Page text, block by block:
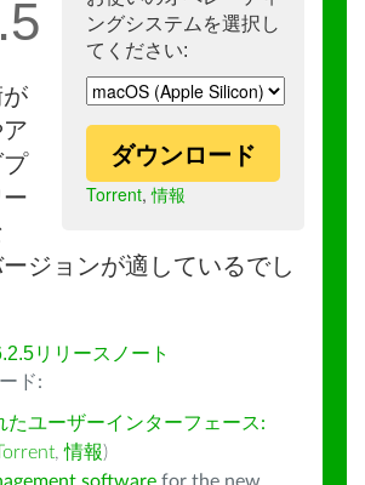
ングシステムを選択し
てください:
ダウンロード
Torrent,情報
ジョンが適しているでし
リリースノート
ド:
たユーザーインターフェース:
,情報)